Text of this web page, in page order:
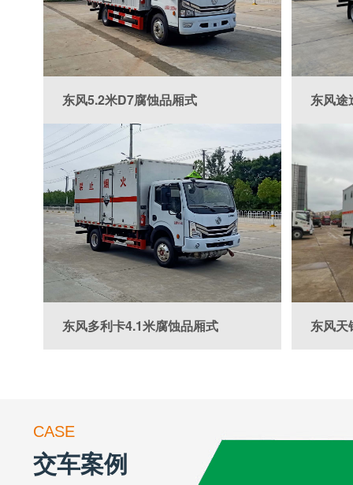
东风5.2米D7腐蚀品厢式 东风途

东风多利卡4.1米腐蚀品厢式 东风天
CASE
交车案例